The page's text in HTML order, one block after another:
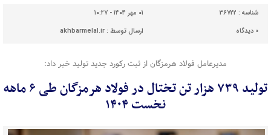
شناسه : 36722
۰۱ مهر ۱۴۰۴ - ۱۰:۲۷
0 دیدگاه ارسال توسط :akhbarmelal.ir
مدیرعامل فولاد هرمزگان از ثبت رکورد جدید تولید خبر داد:
تولید ۷۳۹ هزار تن تختال در فولاد هرمزگان طی ۶ ماهه
نخست ۱۴۰۴